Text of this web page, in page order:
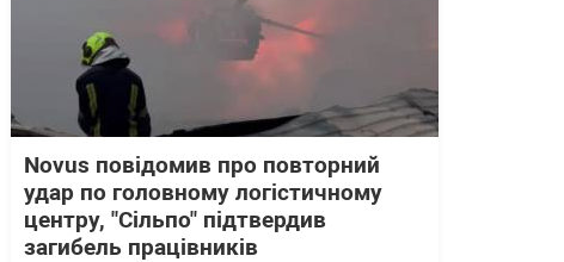
Novus повідомив про повторний
удар по головному логістичному
центру, "Сільпо" підтвердив
загибель працівників